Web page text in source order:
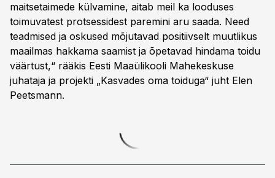
maitsetaimede külvamine, aitab meil ka looduses
toimuvatest protsessidest paremini aru saada. Need
teadmised ja oskused mõjutavad positiivselt muutlikus
maailmas hakkama saamist ja õpetavad hindama toidu
väärtust,“ rääkis Eesti Maaülikooli Mahekeskuse
juhataja ja projekti „Kasvades oma toiduga“ juht Elen
Peetsmann.